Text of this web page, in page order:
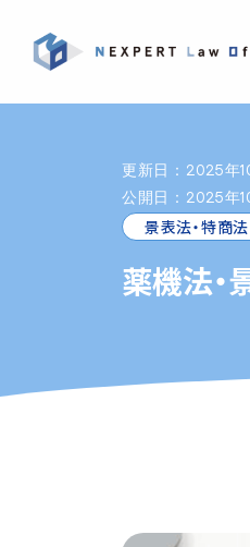
更新日：2025年
公開日：2025年
景表法・特商法
薬機法・